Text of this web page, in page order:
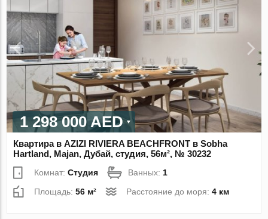
1 298 000 AED
Квартира в AZIZI RIVIERA BEACHFRONT в Sobha
Hartland, Majan, Дубай, студия, 56м², № 30232
Комнат:Студия Ванных:1
Площадь:56 м² Расстояние до моря:4 км